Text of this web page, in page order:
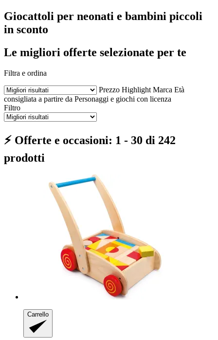
Giocattoli per neonati e bambini piccoli
in sconto
Le migliori offerte selezionate per te
Filtra e ordina
Prezzo Highlight Marca Età
consigliata a partire da Personaggi e giochi con licenza
Filtro
⚡ Offerte e occasioni: 1 - 30 di 242
prodotti
Carrello